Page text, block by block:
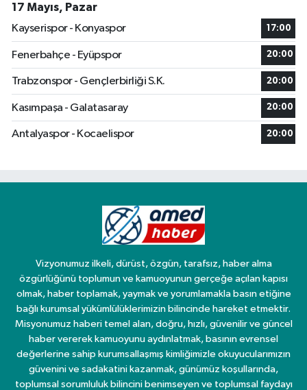
17 Mayıs, Pazar
Kayserispor - Konyaspor
17:00
Fenerbahçe - Eyüpspor 20:00
Trabzonspor - Gençlerbirliği S.K. 20:00
Kasımpaşa - Galatasaray 20:00
Antalyaspor - Kocaelispor 20:00
Vizyonumuz ilkeli, dürüst, özgün, tarafsız, haber alma
özgürlüğünü toplumun ve kamuoyunun gerçeğe açılan kapısı
olmak, haber toplamak, yaymak ve yorumlamakla basın etiğine
bağlı kurumsal yükümlülüklerimizin bilincinde hareket etmektir.
Misyonumuz haberi temel alan, doğru, hızlı, güvenilir ve güncel
haber vererek kamuoyunu aydınlatmak, basının evrensel
değerlerine sahip kurumsallaşmış kimliğimizle okuyucularımızın
güvenini ve sadakatini kazanmak, günümüz koşullarında,
toplumsal sorumluluk bilincini benimseyen ve toplumsal faydayı